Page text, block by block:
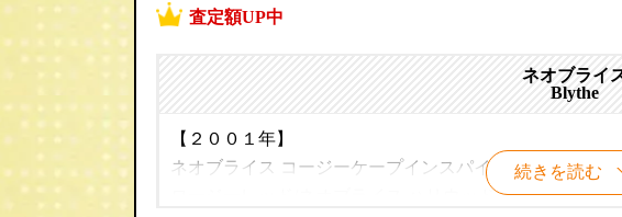
査定額UP中
ネオブライ
Blythe
続きを読む
【２００１年】
ネオブライス コージーケープインスパイアード/ネオブ
ロージーレッド/ネオブライス ハリウッド/ネオブライス